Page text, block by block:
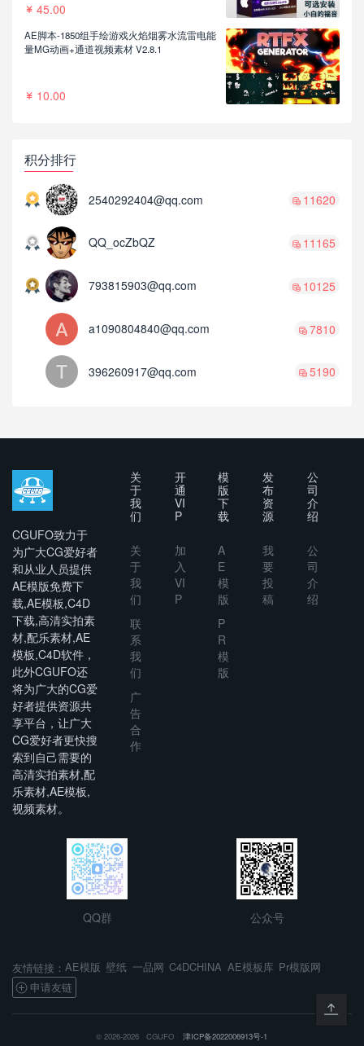
45.00
AE脚本-1850组手绘游戏火焰烟雾水流雷电能
量MG动画+通道视频素材 V2.8.1
10.00
积分排行
2540292404@qq.com 11620
QQ_ocZbQZ 11165
793815903@qq.com 10125
a1090804840@qq.com 7810
396260917@qq.com 5190
CGUFO致力于
为广大CG爱好者
和从业人员提供
AE模版免费下
载,AE模板,C4D
下载,高清实拍素
材,配乐素材,AE
模板,C4D软件，
此外CGUFO还
将为广大的CG爱
好者提供资源共
享平台，让广大
CG爱好者更快搜
索到自己需要的
高清实拍素材,配
乐素材,AE模板,
视频素材。
关
于
我
们
关
于
我
们
联
系
我
们
广
告
合
作
开
通
VI
P
加
入
VI
P
模
版
下
载
A
E
模
版
P
R
模
版
发
布
资
源
我
要
投
稿
公
司
介
绍
公
司
介
绍
QQ群 公众号
友情链接： AE模版 壁纸 一品网 C4DCHINA AE模板库 Pr模版网
申请友链
© 2026-2026 CGUFO · 津ICP备2022006913号-1